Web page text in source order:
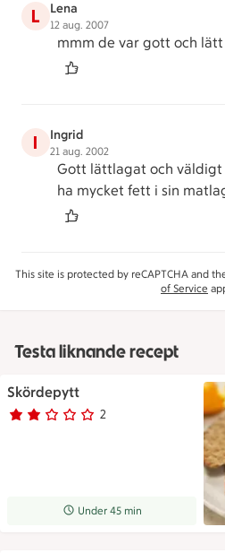
L Lena
12 aug. 2007
mmm de var gott och
I Ingrid
21 aug. 2002
Gott lättlagat och väldigt
ha mycket fett i sin
This site is protected by reCAPTCHA and
of Service
Testa liknande recept
Skördepytt
Betyg 2 av 5.
2
2 personer har röstat
Receptet tar Under 45 min att
Under 45 min